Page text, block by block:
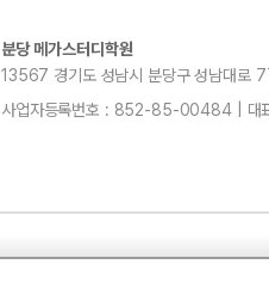
분당 메가스터디학원
13567 경기도 성남시 분당구 성남대
사업자등록번호 : 852-85-00484 | 대